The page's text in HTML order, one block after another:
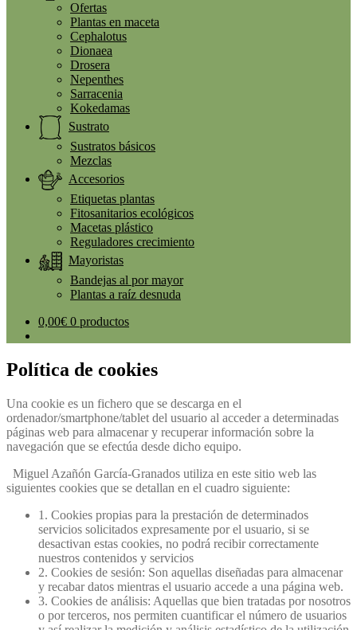
Ofertas
Plantas en maceta
Cephalotus
Dionaea
Drosera
Nepenthes
Sarracenia
Kokedamas
Sustrato
Sustratos básicos
Mezclas
Accesorios
Etiquetas plantas
Fitosanitarios ecológicos
Macetas plástico
Reguladores crecimiento
Mayoristas
Bandejas al por mayor
Plantas a raíz desnuda
0,00€ 0 productos
Política de cookies
Una cookie es un fichero que se descarga en el
ordenador/smartphone/tablet del usuario al acceder a determinadas
páginas web para almacenar y recuperar información sobre la
navegación que se efectúa desde dicho equipo.
Miguel Azañón García-Granados utiliza en este sitio web las
siguientes cookies que se detallan en el cuadro siguiente:
1. Cookies propias para la prestación de determinados
servicios solicitados expresamente por el usuario, si se
desactivan estas cookies, no podrá recibir correctamente
nuestros contenidos y servicios
2. Cookies de sesión: Son aquellas diseñadas para almacenar
y recabar datos mientras el usuario accede a una página web.
3. Cookies de análisis: Aquellas que bien tratadas por nosotros
o por terceros, nos permiten cuantificar el número de usuarios